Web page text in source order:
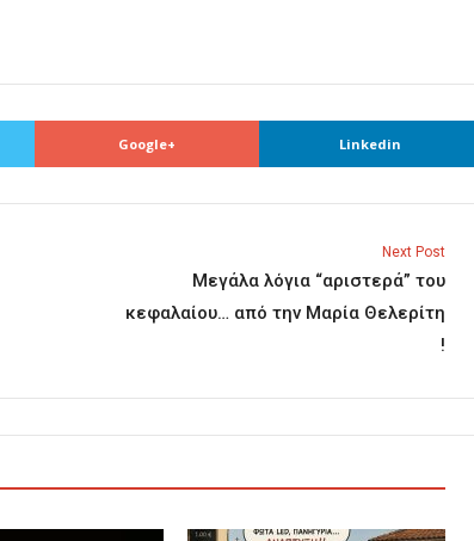
Google+ Linkedin
Next Post
Μεγάλα λόγια “αριστερά” του
κεφαλαίου… από την Μαρία Θελερίτη
!